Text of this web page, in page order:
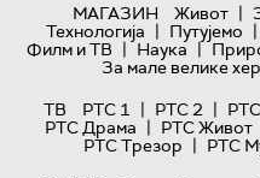
МАГАЗИН
Живот |
Технологијa | Путујемо |
Филм и ТВ | Наука |
За мале велике
ТВ
РТС 1 | РТС 2 |
РТС Драма | РТС Живот
РТС Трезор | РТС